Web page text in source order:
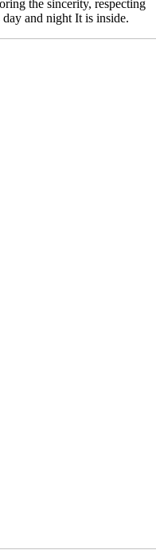
the sincerity, respecting
and night It is inside.